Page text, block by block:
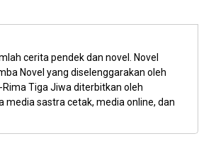
cerita pendek dan novel. Novel
Novel yang diselenggarakan oleh
Rima Tiga Jiwa diterbitkan oleh
media sastra cetak, media online, dan